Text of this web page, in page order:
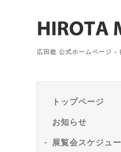
広田稔 公式ホームページ -
トップページ
お知らせ
展覧会スケジュ